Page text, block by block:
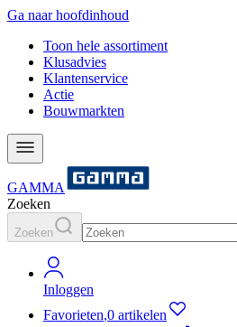
Ga naar hoofdinhoud
Toon hele assortiment
Klusadvies
Klantenservice
Actie
Bouwmarkten
GAMMA
Zoeken
Zoeken
Inloggen
Favorieten,0 artikelen